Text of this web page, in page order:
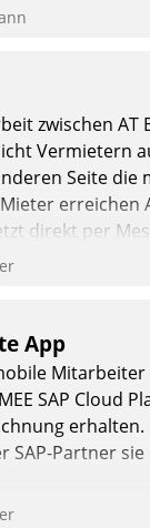
sonst
zwischen AT
Vermietern
Seite die
erreichen
direkt per
App
SAP Cloud
SAP-Partner